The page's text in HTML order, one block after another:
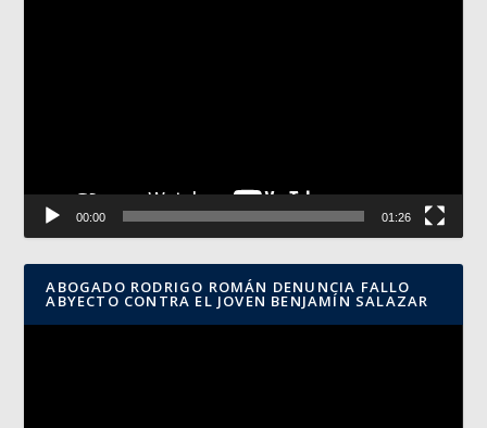
00:00 01:26
ABOGADO RODRIGO ROMÁN DENUNCIA FALLO
ABYECTO CONTRA EL JOVEN BENJAMÍN SALAZAR